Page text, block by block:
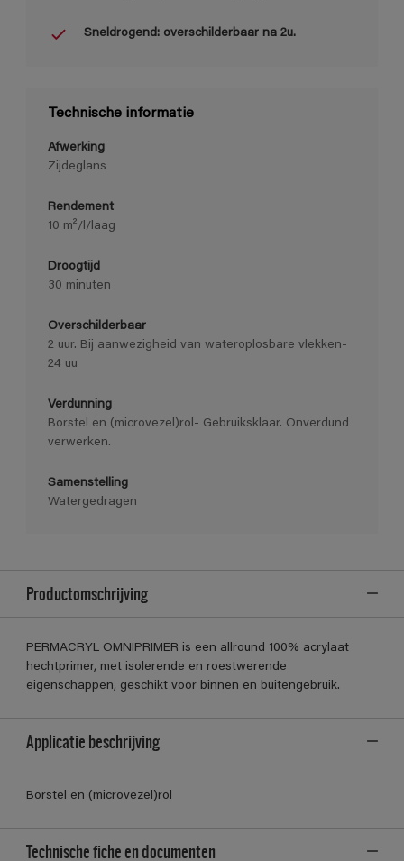
Sneldrogend: overschilderbaar na 2u.
Technische informatie
Afwerking
Zijdeglans
Rendement
10 m²/l/laag
Droogtijd
30 minuten
Overschilderbaar
2 uur. Bij aanwezigheid van wateroplosbare vlekken-
24 uu
Verdunning
Borstel en (microvezel)rol- Gebruiksklaar. Onverdund
verwerken.
Samenstelling
Watergedragen
Productomschrijving
PERMACRYL OMNIPRIMER is een allround 100% acrylaat
hechtprimer, met isolerende en roestwerende
eigenschappen, geschikt voor binnen en buitengebruik.
Applicatie beschrijving
Borstel en (microvezel)rol
Technische fiche en documenten